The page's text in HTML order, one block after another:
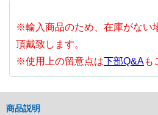
※輸入商品のため、在庫がない
頂戴致します。
※使用上の留意点は下部Q&Aも
商品説明